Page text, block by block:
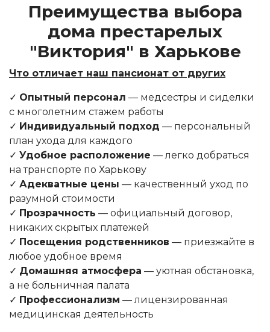
Преимущества выбора
дома престарелых
"Виктория" в Харькове
Что отличает наш пансионат от других
✓ Опытный персонал — медсестры и сиделки
с многолетним стажем работы
✓ Индивидуальный подход — персональный
план ухода для каждого
✓ Удобное расположение — легко добраться
на транспорте по Харькову
✓ Адекватные цены — качественный уход по
разумной стоимости
✓ Прозрачность — официальный договор,
никаких скрытых платежей
✓ Посещения родственников — приезжайте в
любое удобное время
✓ Домашняя атмосфера — уютная обстановка,
а не больничная палата
✓ Профессионализм — лицензированная
медицинская деятельность